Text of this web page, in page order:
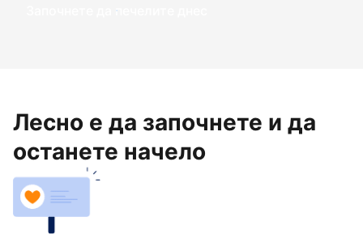
Започнете да печелите днес
Лесно е да започнете и да
останете начело